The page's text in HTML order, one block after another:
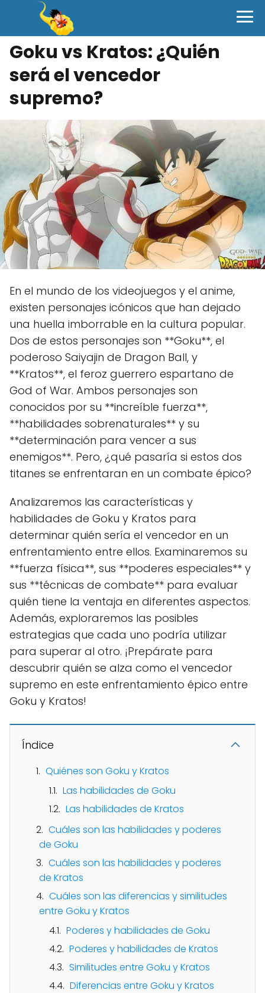
Goku vs Kratos: ¿Quién
será el vencedor
supremo?
En el mundo de los videojuegos y el anime,
existen personajes icónicos que han dejado
una huella imborrable en la cultura popular.
Dos de estos personajes son **Goku**, el
poderoso Saiyajin de Dragon Ball, y
**Kratos**, el feroz guerrero espartano de
God of War. Ambos personajes son
conocidos por su **increíble fuerza**,
**habilidades sobrenaturales** y su
**determinación para vencer a sus
enemigos**. Pero, ¿qué pasaría si estos dos
titanes se enfrentaran en un combate épico?
Analizaremos las características y
habilidades de Goku y Kratos para
determinar quién sería el vencedor en un
enfrentamiento entre ellos. Examinaremos su
**fuerza física**, sus **poderes especiales** y
sus **técnicas de combate** para evaluar
quién tiene la ventaja en diferentes aspectos.
Además, exploraremos las posibles
estrategias que cada uno podría utilizar
para superar al otro. ¡Prepárate para
descubrir quién se alza como el vencedor
supremo en este enfrentamiento épico entre
Goku y Kratos!
Índice
Quiénes son Goku y Kratos
Las habilidades de Goku
Las habilidades de Kratos
Cuáles son las habilidades y poderes
de Goku
Cuáles son las habilidades y poderes
de Kratos
Cuáles son las diferencias y similitudes
entre Goku y Kratos
Poderes y habilidades de Goku
Poderes y habilidades de Kratos
Similitudes entre Goku y Kratos
Diferencias entre Goku y Kratos